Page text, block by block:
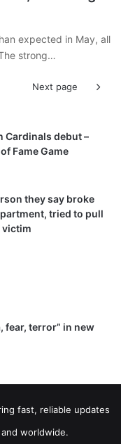
expected in May, all
strong…
Next page
Cardinals debut –
Fame Game
they say broke
tried to pull
victim
fear, terror” in new
fast, reliable updates
worldwide.